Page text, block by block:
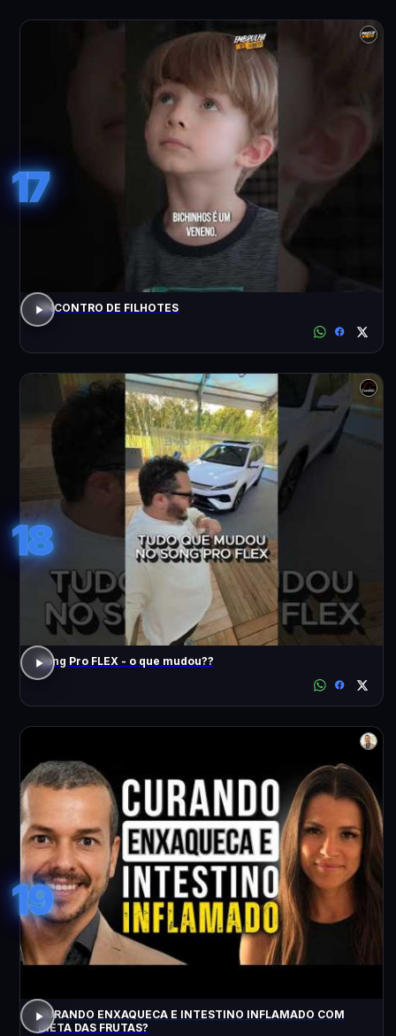
17
ENCONTRO DE FILHOTES
18
Song Pro FLEX - o que mudou??
19
CURANDO ENXAQUECA E INTESTINO INFLAMADO COM
DIETA DAS FRUTAS?